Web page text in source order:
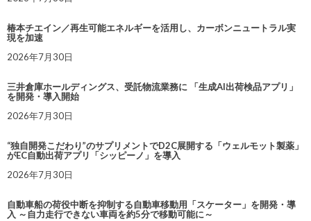
椿本チエイン／再生可能エネルギーを活用し、カーボンニュートラル実
現を加速
2026年7月30日
三井倉庫ホールディングス、受託物流業務に 「生成AI出荷検品アプリ」
を開発・導入開始
2026年7月30日
“独自開発こだわり”のサプリメントでD2C展開する「ウェルモット製薬」
がEC自動出荷アプリ「シッピーノ」を導入
2026年7月30日
自動車船の荷役中断を抑制する自動車移動用「スケーター」を開発・導
入 ～自力走行できない車両を約5分で移動可能に～